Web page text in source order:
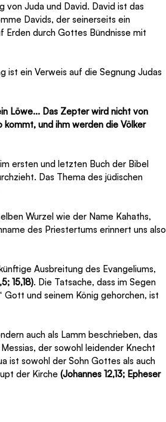
von Juda und David. David ist das
Davids, der seinerseits ein
Erden durch Gottes Bündnisse mit
ist ein Verweis auf die Segnung Judas
Löwe... Das Zepter wird nicht von
kommt, und ihm werden die Völker
ersten und letzten Buch der Bibel
Das Thema des jüdischen
des Priestertums erinnert uns also
Ausbreitung des Evangeliums,
15,18). Die Tatsache, dass im Segen
Gott und seinem König gehorchen, ist
auch als Lamm beschrieben, das
der sowohl leidender Knecht
ist sowohl der Sohn Gottes als auch
der Kirche (Johannes 12,13; Epheser